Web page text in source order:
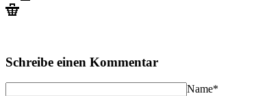
Schreibe einen Kommentar
Name*